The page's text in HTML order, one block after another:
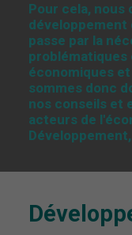
Pour cela,
développement
passe par la
problématiques
économiques
sommes donc
nos conseils et
acteurs de